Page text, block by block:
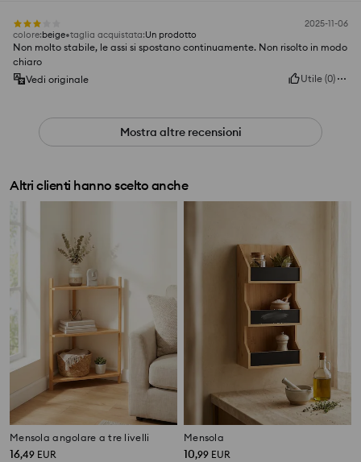
2025-11-06
colore:beige taglia acquistata:Un prodotto
Non molto stabile, le assi si spostano continuamente. Non risolto in modo
chiaro
Vedi originale
Utile (0)
Mostra altre recensioni
Altri clienti hanno scelto anche
Mensola angolare a tre livelli
16,49 EUR
Mensola
10,99 EUR